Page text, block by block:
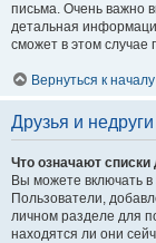
письма. Очень важно
детальная
сможет в этом случае
Вернуться к началу
Друзья и недруги
Что означают списки
Вы можете включать в
Пользователи,
личном разделе для
находятся ли они